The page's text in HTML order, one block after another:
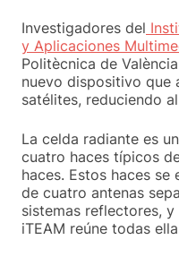
Investigadores del
y Aplicaciones
Politècnica de
nuevo dispositivo que
satélites, reduciendo
La celda radiante es
cuatro haces típicos
haces. Estos haces
de cuatro antenas
sistemas reflectores,
iTEAM reúne todas